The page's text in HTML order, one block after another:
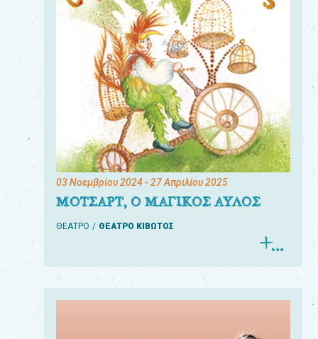
03 Νοεμβρίου 2024- 27 Απριλίου 2025
ΜΟΤΣΑΡΤ, Ο ΜΑΓΙΚΟΣ ΑΥΛΟΣ
ΘΕΑΤΡΟ ΘΕΑΤΡΟ ΚΙΒΩΤΟΣ